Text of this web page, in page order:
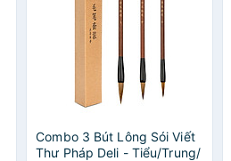
Combo 3 Bút Lông Sói Viết
Thư Pháp Deli - Tiểu/Trung/